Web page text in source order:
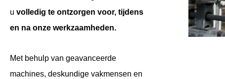
u volledig te ontzorgen voor, tijdens
en na onze werkzaamheden.
Met behulp van geavanceerde
machines, deskundige vakmensen en